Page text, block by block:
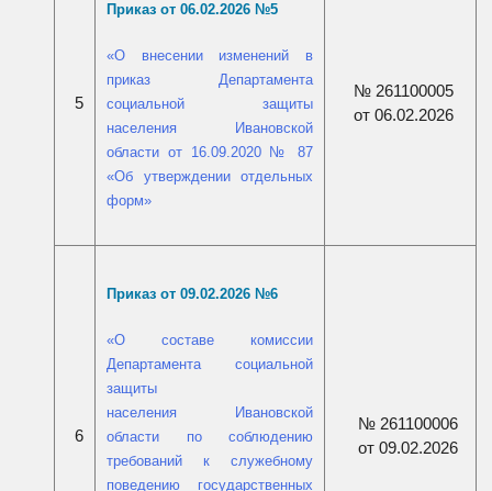
5
Приказ от 06.02.2026 №5
«О внесении изменений в
приказ Департамента
социальной защиты
населения Ивановской
области от 16.09.2020 № 87
«Об утверждении отдельных
форм»
№ 261100005
от 06.02.2026
6
Приказ от 09.02.2026 №6
«О составе комиссии
Департамента социальной
защиты
населения Ивановской
области по соблюдению
требований к служебному
поведению государственных
№ 261100006
от 09.02.2026